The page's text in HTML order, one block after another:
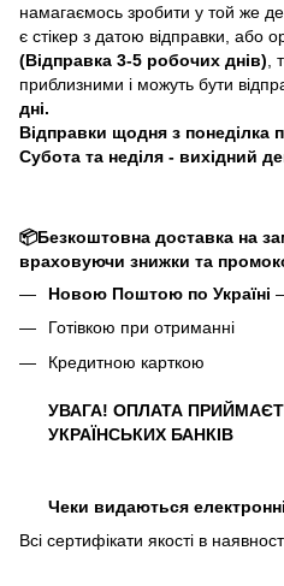
намагаємось зробити у той же
є стікер з датою відправки, або
(Відправка 3-5 робочих днів) ,
приблизними і можуть бути
дні.
Відправки щодня з понеділка
Субота та неділя - вихідний
📦Безкоштовна доставка на
враховуючи знижки та
Новою Поштою по Україні
Готівкою при отриманні
Кредитною карткою
УВАГА! ОПЛАТА
УКРАЇНСЬКИХ БАНКІВ
Чеки видаються
Всі сертифікати якості в